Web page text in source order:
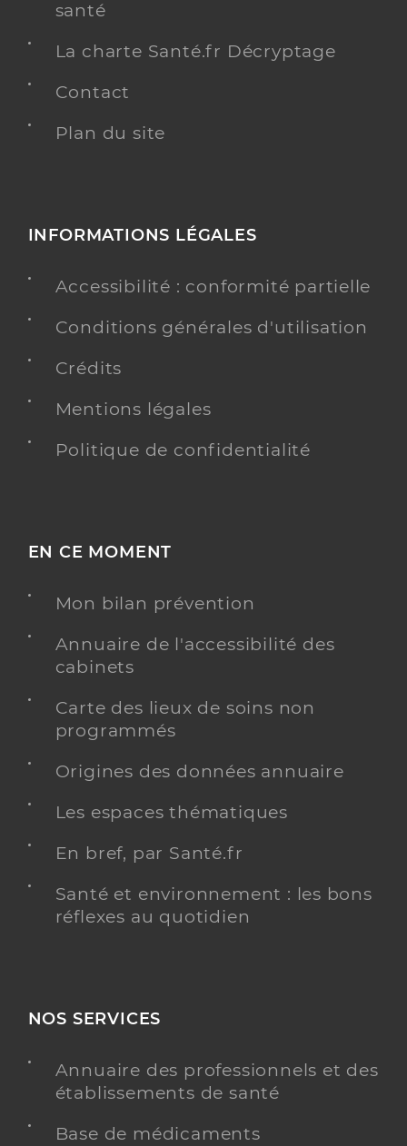
santé
La charte Santé.fr Décryptage
Contact
Plan du site
INFORMATIONS LÉGALES
Accessibilité : conformité partielle
Conditions générales d'utilisation
Crédits
Mentions légales
Politique de confidentialité
EN CE MOMENT
Mon bilan prévention
Annuaire de l'accessibilité des
cabinets
Carte des lieux de soins non
programmés
Origines des données annuaire
Les espaces thématiques
En bref, par Santé.fr
Santé et environnement : les bons
réflexes au quotidien
NOS SERVICES
Annuaire des professionnels et des
établissements de santé
Base de médicaments